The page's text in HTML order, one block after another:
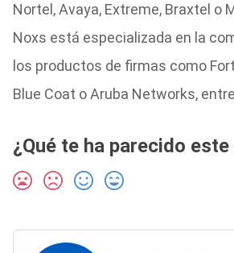
Nortel, Avaya, Extreme, Braxtel o
Noxs está especializada en la
los productos de firmas como
Blue Coat o Aruba Networks,
¿Qué te ha parecido